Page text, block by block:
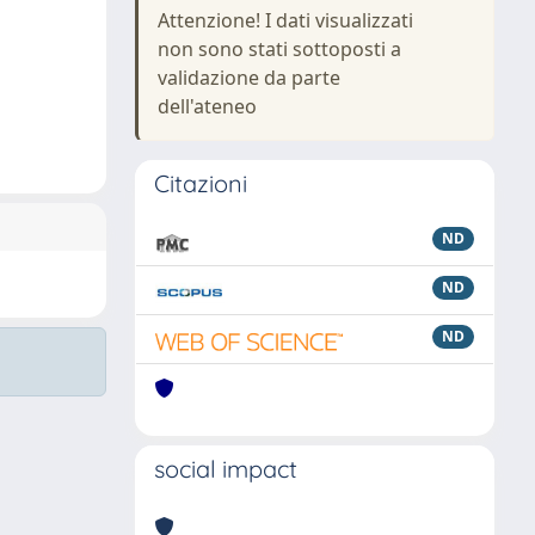
Attenzione! I dati visualizzati
non sono stati sottoposti a
validazione da parte
dell'ateneo
Citazioni
ND
ND
ND
social impact